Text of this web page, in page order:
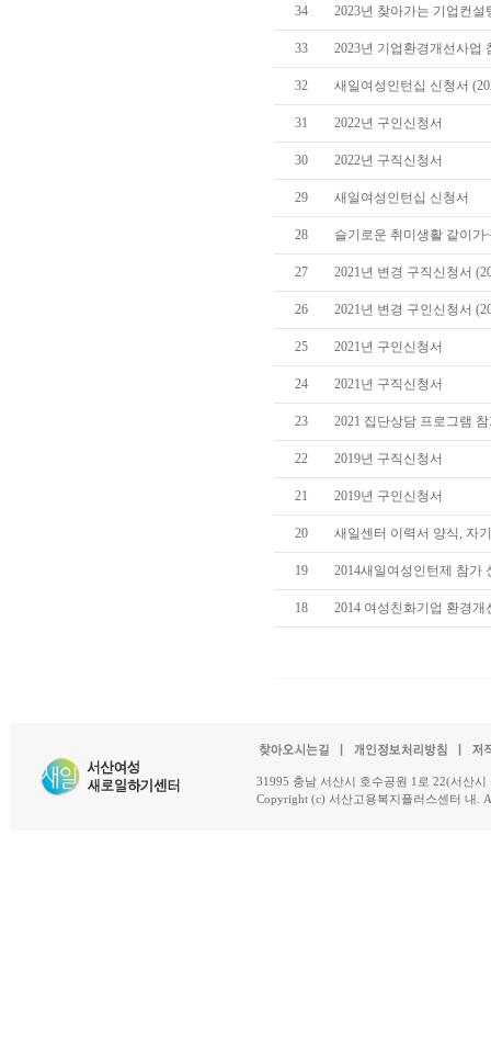
34 2023년 찾아가는 기업컨설
33 2023년 기업환경개선사업
32 새일여성인턴십 신청서
31 2022년 구인신청서
30 2022년 구직신청서
29 새일여성인턴십 신청서
28 슬기로운 취미생활 같이
27 2021년 변경 구직신청서
26 2021년 변경 구인신청서
25 2021년 구인신청서
24 2021년 구직신청서
23 2021 집단상담 프로그램
22 2019년 구직신청서
21 2019년 구인신청서
20 새일센터 이력서 양식, 자
19 2014새일여성인턴제 참가
18 2014 여성친화기업 환경개
31995 충남 서산시 호수공원 1로 22(서산
Copyright (c) 서산고용복지플러스센터 내.